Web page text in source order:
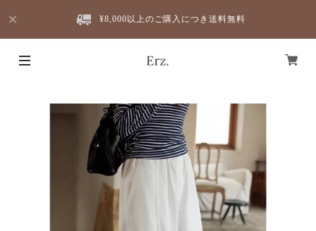
¥8,000以上のご購入につき送料無料